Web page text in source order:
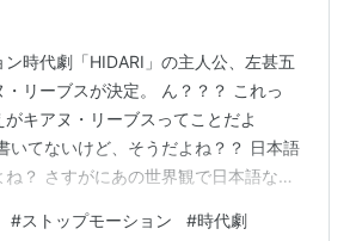
ン時代劇「HIDARI」の主人公、左甚五
リーブスが決定。 ん？？？ これっ
キアヌ・リーブスってことだよ
いてないけど、そうだよね？？ 日本語
？ さすがにあの世界観で日本語ない
、そっちはそっちでやってほしい。
#ストップモーション #時代劇